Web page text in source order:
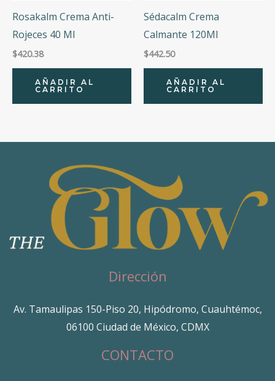
Rosakalm Crema Anti-
Rojeces 40 Ml
$420.38
AÑADIR AL
CARRITO
Sédacalm Crema
Calmante 120Ml
$442.50
AÑADIR AL
CARRITO
Dirección
Av. Tamaulipas 150-Piso 20, Hipódromo, Cuauhtémoc,
06100 Ciudad de México, CDMX
CONTACTO